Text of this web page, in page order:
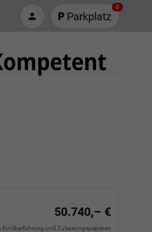
Parkplatz
0
50.740,– €
für Überführung und Zulassungspapieren